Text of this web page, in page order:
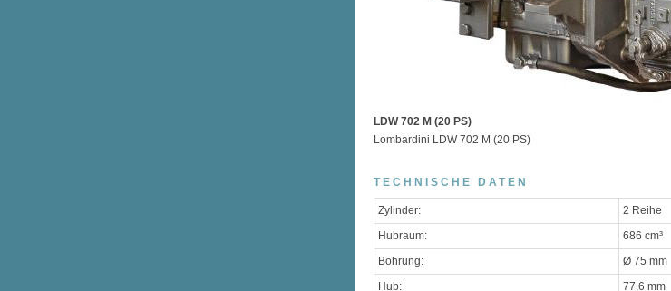
LDW 702 M (20 PS)
Lombardini LDW 702 M (20 PS)
TECHNISCHE DATEN
Zylinder:
2 Reihe
Hubraum:
686 cm³
Bohrung:
Ø 75 mm
Hub:
77,6 mm